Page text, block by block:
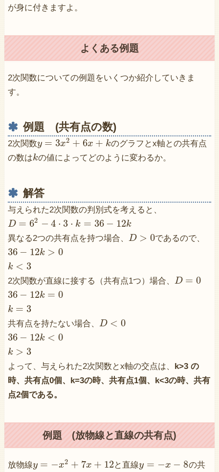
が身に付きますよ。
よくある例題
2次関数についての例題をいくつか紹介していきま
す。
例題 (共有点の数)
2次関数y = 3x2 + 6x + kのグラフとx軸との共有点
の数はkの値によってどのように変わるか。
解答
与えられた2次関数の判別式を考えると、
D = 62 − 4 ⋅ 3 ⋅ k = 36 − 12k
異なる2つの共有点を持つ場合、
D > 0であるので、
36 − 12k > 0
k < 3
2次関数が直線に接する（共有点1つ）場合、 D = 0
36 − 12k = 0
k = 3
共有点を持たない場合、 D < 0
36 − 12k < 0
k > 3
よって、与えられた2次関数とx軸の交点は、 k>3 の
時、共有点0個、k=3の時、共有点1個、k<3の時、共有
点2個である。
例題 (放物線と直線の共有点)
放物線y = −x2 + 7x + 12と直線y = −x − 8の共